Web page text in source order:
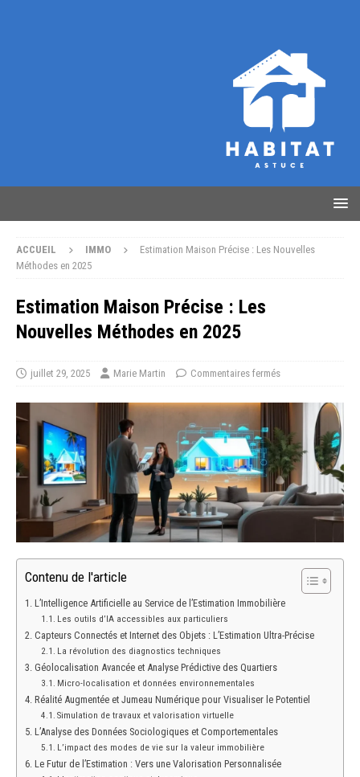
ACCUEIL IMMO
Estimation Maison Précise : Les Nouvelles
Méthodes en 2025
Estimation Maison Précise : Les
Nouvelles Méthodes en 2025
juillet 29, 2025 Marie Martin Commentaires fermés
Contenu de l'article
L’Intelligence Artificielle au Service de l’Estimation Immobilière
Les outils d’IA accessibles aux particuliers
Capteurs Connectés et Internet des Objets : L’Estimation Ultra-Précise
La révolution des diagnostics techniques
Géolocalisation Avancée et Analyse Prédictive des Quartiers
Micro-localisation et données environnementales
Réalité Augmentée et Jumeau Numérique pour Visualiser le Potentiel
Simulation de travaux et valorisation virtuelle
L’Analyse des Données Sociologiques et Comportementales
L’impact des modes de vie sur la valeur immobilière
Le Futur de l’Estimation : Vers une Valorisation Personnalisée